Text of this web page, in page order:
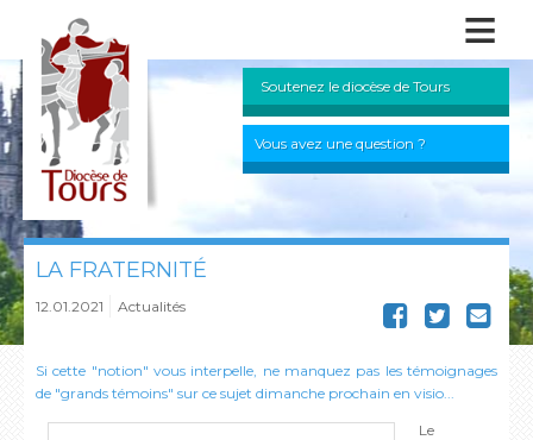
≡
Soutenez le diocèse de Tours
Vous avez une question ?
LA FRATERNITÉ
12.01.2021 Actualités
Si cette "notion" vous interpelle, ne manquez pas les témoignages
de "grands témoins" sur ce sujet dimanche prochain en visio...
Le